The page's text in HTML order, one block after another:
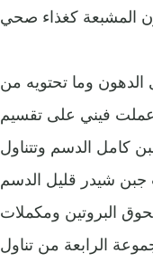
وما تحتويه من
عملت فيني على تقسيم
كامل الدسم وتتناول
جبن شيدر قليل الدسم
البروتين ومكملات
الرابعة من تناول